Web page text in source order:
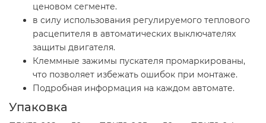
ценовом сегменте.
в силу использования регулируемого теплового
расцепителя в автоматических выключателях
защиты двигателя.
Клеммные зажимы пускателя промаркированы,
что позволяет избежать ошибок при монтаже.
Подробная информация на каждом автомате.
Упаковка